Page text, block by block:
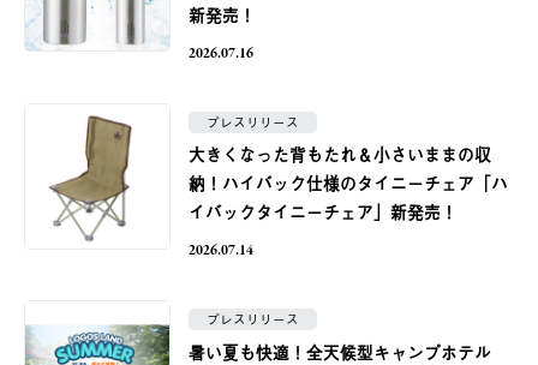
新発売！
2026.07.16
プレスリリース
大きくなった背もたれ＆小さいままの収
納！ハイバック仕様のタイニーチェア「ハ
イバックタイニーチェア」新発売！
2026.07.14
プレスリリース
暑い夏も快適！全天候型キャンプホテル